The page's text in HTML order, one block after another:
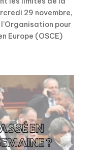
29 novembre,
pour
Europe (OSCE)